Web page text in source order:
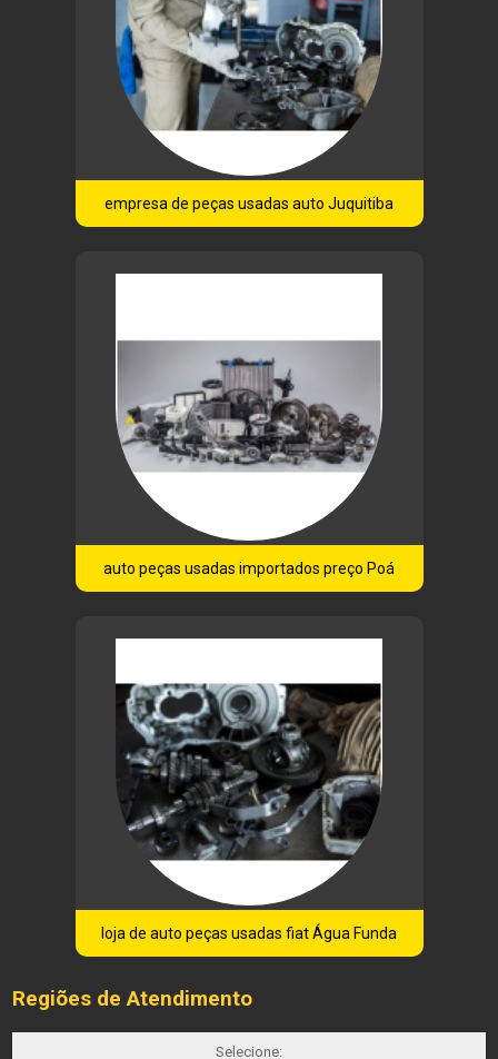
empresa de peças usadas auto Juquitiba
auto peças usadas importados preço Poá
loja de auto peças usadas fiat Água Funda
Regiões de Atendimento
Selecione: